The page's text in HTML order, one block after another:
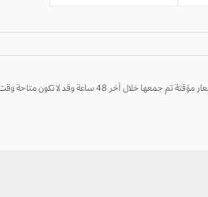
خلال آخر 48 ساعة وقد لا تكون متاحة وقت الحجز